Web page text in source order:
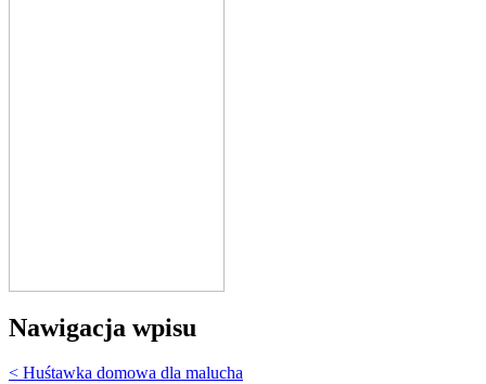
Nawigacja wpisu
< Huśtawka domowa dla malucha